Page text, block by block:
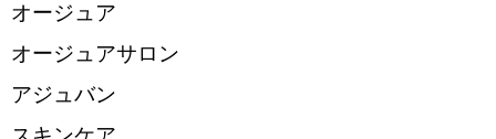
オージュア
オージュアサロン
アジュバン